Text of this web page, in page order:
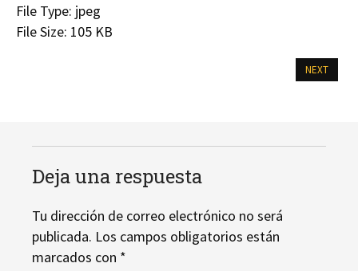
File Type: jpeg
File Size: 105 KB
NEXT
Deja una respuesta
Tu dirección de correo electrónico no será
publicada. Los campos obligatorios están
marcados con *